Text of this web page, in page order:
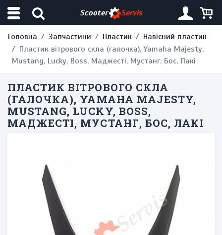
Scooter Servis
Головна Запчастини Пластик
Навісний пластик
Пластик вітрового скла (галочка), Yamaha Majesty,
Mustang, Lucky, Boss, Маджесті, Мустанг, Бос, Лакі
ПЛАСТИК ВІТРОВОГО СКЛА
(ГАЛОЧКА), YAMAHA MAJESTY,
MUSTANG, LUCKY, BOSS,
МАДЖЕСТІ, МУСТАНГ, БОС, ЛАКІ